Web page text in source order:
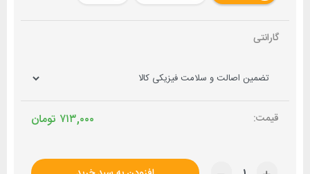
گارانتی
تومان ۷۱۳,۰۰۰